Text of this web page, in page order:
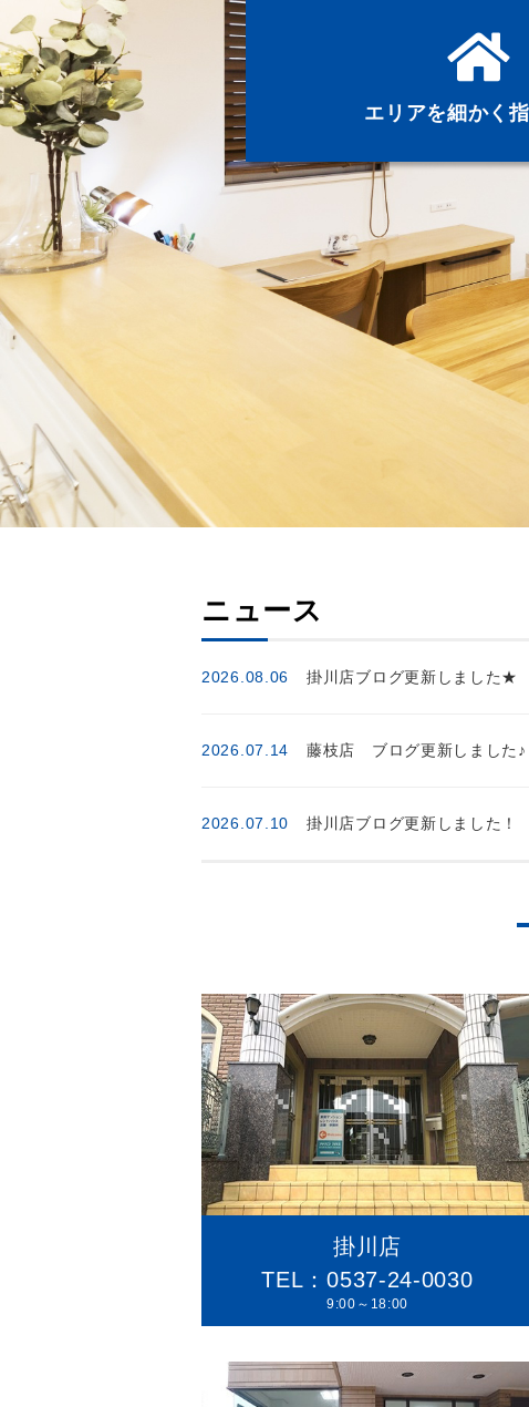
エリアを細かく
ニュース
2026.08.06 掛川店ブログ更新しました★
2026.07.14 藤枝店 ブログ更新しました♪
2026.07.10 掛川店ブログ更新しました！
掛川店
TEL：0537-24-0030
9:00～18:00